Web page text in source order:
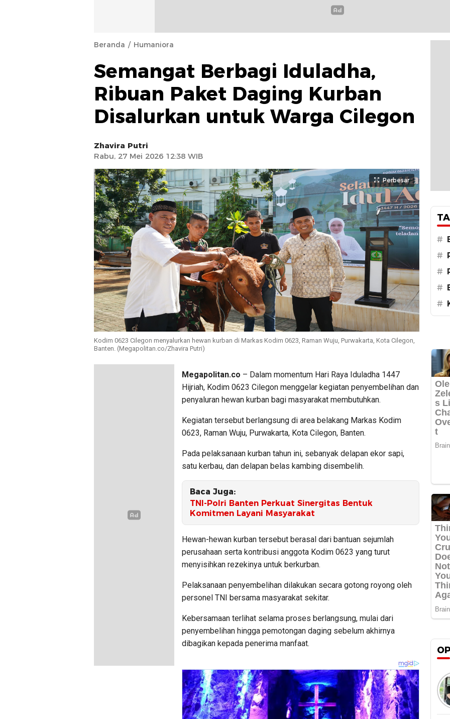
Beranda Humaniora
Semangat Berbagi Iduladha,
Ribuan Paket Daging Kurban
Disalurkan untuk Warga Cilegon
Zhavira Putri
Rabu, 27 Mei 2026 12:38 WIB
Perbesar
Kodim 0623 Cilegon menyalurkan hewan kurban di Markas Kodim 0623, Raman Wuju, Purwakarta, Kota Cilegon,
Banten. (Megapolitan.co/Zhavira Putri)
Megapolitan.co – Dalam momentum Hari Raya Iduladha 1447
Hijriah, Kodim 0623 Cilegon menggelar kegiatan penyembelihan dan
penyaluran hewan kurban bagi masyarakat membutuhkan.
Kegiatan tersebut berlangsung di area belakang Markas Kodim
0623, Raman Wuju, Purwakarta, Kota Cilegon, Banten.
Pada pelaksanaan kurban tahun ini, sebanyak delapan ekor sapi,
satu kerbau, dan delapan belas kambing disembelih.
Baca Juga:
TNI-Polri Banten Perkuat Sinergitas Bentuk
Komitmen Layani Masyarakat
Hewan-hewan kurban tersebut berasal dari bantuan sejumlah
perusahaan serta kontribusi anggota Kodim 0623 yang turut
menyisihkan rezekinya untuk berkurban.
Pelaksanaan penyembelihan dilakukan secara gotong royong oleh
personel TNI bersama masyarakat sekitar.
Kebersamaan terlihat selama proses berlangsung, mulai dari
penyembelihan hingga pemotongan daging sebelum akhirnya
dibagikan kepada penerima manfaat.
#
#
#
#
#